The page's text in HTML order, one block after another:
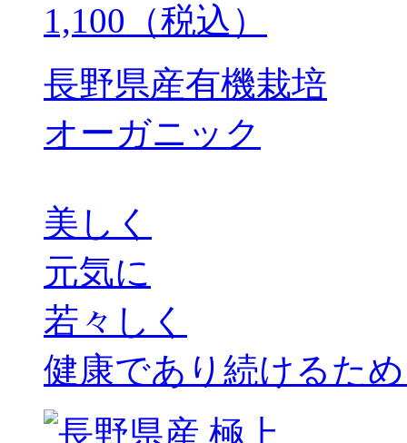
1,100（税込）
長野県産有機栽培
オーガニック
美しく
元気に
若々しく
健康であり続けるた